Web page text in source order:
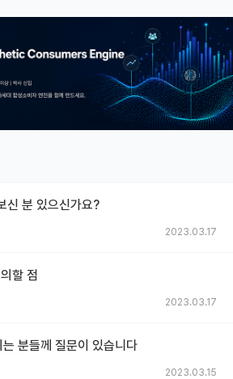
분 있으신가요?
2023.03.17
할 점
2023.03.17
분들께 질문이 있습니다
2023.03.15